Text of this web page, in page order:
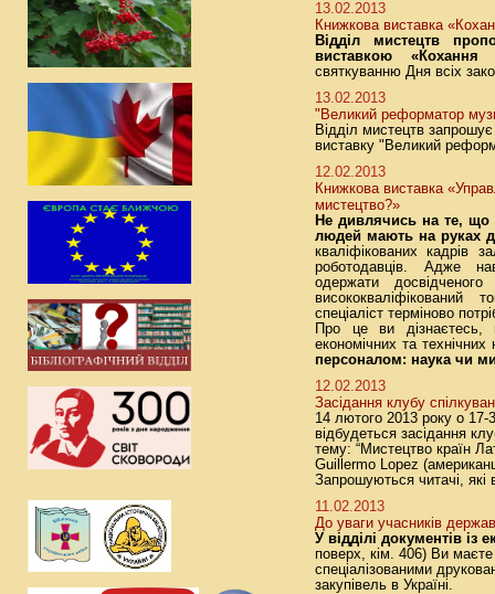
13.02.2013
Книжкова виставка
Відділ мистецтв
виставкою «Кохання
святкуванню Дня всіх
13.02.2013
"Великий реформатор
Відділ мистецтв
виставку "Великий
12.02.2013
Книжкова виставка
мистецтво?»
Не дивлячись на те, що
людей мають на руках
кваліфікованих кадрів
роботодавців. Адже
одержати
висококваліфікований
спеціаліст терміново
Про це ви дізнаєтесь,
економічних та
персоналом: наука чи
12.02.2013
Засідання клубу
14 лютого 2013 року о 17-
відбудеться засідання
тему: “Мистецтво країн
Guillermo Lopez
Запрошуються читачі,
11.02.2013
До уваги учасників
У відділі документів із
поверх, кім. 406) Ви
спеціалізованими
закупівель в Україні.